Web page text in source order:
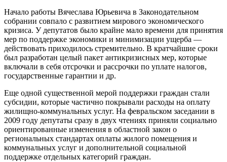
Начало работы Вячеслава Юрьевича в Законодательном
собрании совпало с развитием мирового экономического
кризиса. У депутатов было крайне мало времени для принятия
мер по поддержке экономики и минимизации ущерба —
действовать приходилось стремительно. В кратчайшие сроки
был разработан целый пакет антикризисных мер, которые
включали в себя отсрочки и рассрочки по уплате налогов,
государственные гарантии и др.
Еще одной существенной мерой поддержки граждан стали
субсидии, которые частично покрывали расходы на оплату
жилищно-коммунальных услуг. На февральском заседании в
2009 году депутаты сразу в двух чтениях приняли социально
ориентированные изменения в областной закон о
региональных стандартах оплаты жилого помещения и
коммунальных услуг и дополнительной социальной
поддержке отдельных категорий граждан.